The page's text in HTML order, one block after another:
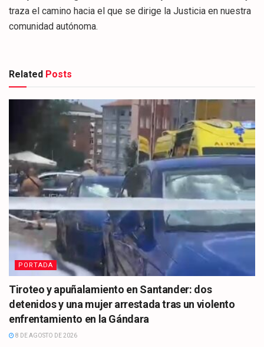
traza el camino hacia el que se dirige la Justicia en nuestra
comunidad autónoma.
Related Posts
PORTADA
Tiroteo y apuñalamiento en Santander: dos
detenidos y una mujer arrestada tras un violento
enfrentamiento en la Gándara
8 DE AGOSTO DE 2026